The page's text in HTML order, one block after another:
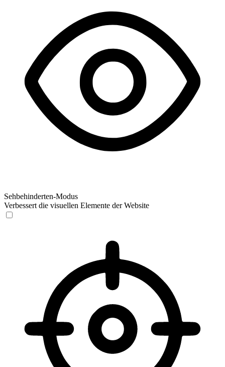
Sehbehinderten-Modus
Verbessert die visuellen Elemente der Website